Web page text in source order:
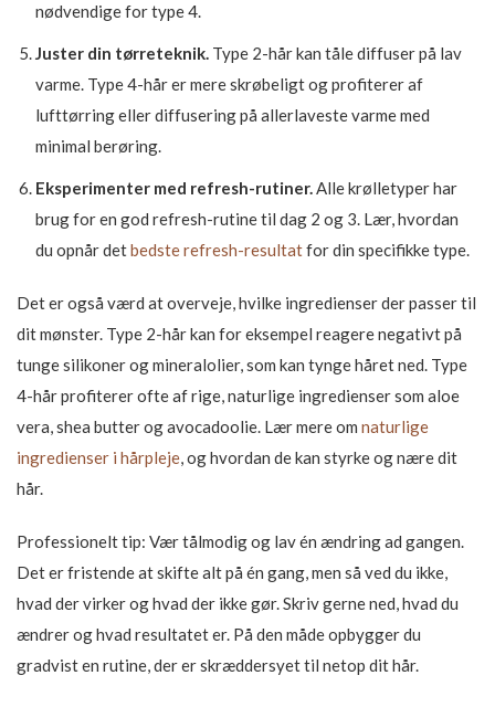
nødvendige for type 4.
Juster din tørreteknik. Type 2-hår kan tåle diffuser på lav
varme. Type 4-hår er mere skrøbeligt og profiterer af
lufttørring eller diffusering på allerlaveste varme med
minimal berøring.
Eksperimenter med refresh-rutiner.Alle krølletyper har
brug for en god refresh-rutine til dag 2 og 3. Lær, hvordan
du opnår detbedste refresh-resultatfor din specifikke type.
Det er også værd at overveje, hvilke ingredienser der passer til
dit mønster. Type 2-hår kan for eksempel reagere negativt på
tunge silikoner og mineralolier, som kan tynge håret ned. Type
4-hår profiterer ofte af rige, naturlige ingredienser som aloe
vera, shea butter og avocadoolie. Lær mere om naturlige
ingredienser i hårpleje, og hvordan de kan styrke og nære dit
hår.
Professionelt tip: Vær tålmodig og lav én ændring ad gangen.
Det er fristende at skifte alt på én gang, men så ved du ikke,
hvad der virker og hvad der ikke gør. Skriv gerne ned, hvad du
ændrer og hvad resultatet er. På den måde opbygger du
gradvist en rutine, der er skræddersyet til netop dit hår.